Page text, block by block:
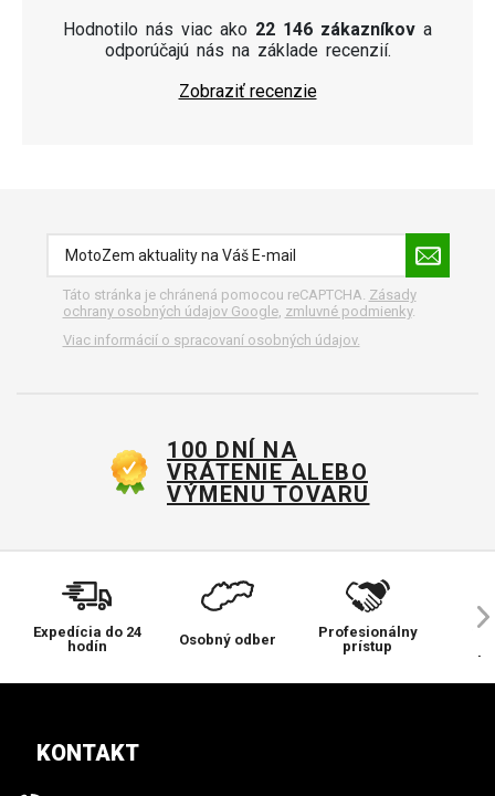
Hodnotilo nás viac ako 22 146 zákazníkov a
odporúčajú nás na základe recenzií.
Zobraziť recenzie
Táto stránka je chránená pomocou reCAPTCHA. Zásady
ochrany osobných údajov Google, zmluvné podmienky.
Viac informácií o spracovaní osobných údajov.
100 DNÍ NA
VRÁTENIE ALEBO
VÝMENU TOVARU
Expedícia do 24
hodín
Osobný odber
Profesionálny
prístup
KONTAKT